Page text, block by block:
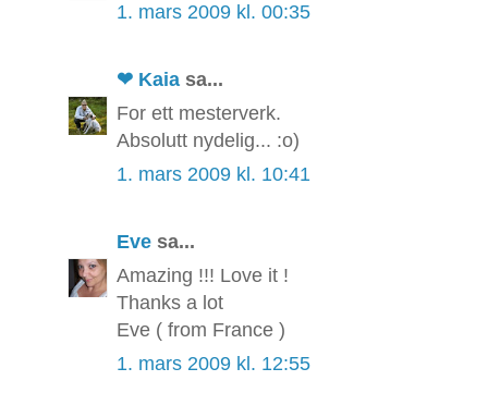
1. mars 2009 kl. 00:35
❤ Kaia sa...
For ett mesterverk.
Absolutt nydelig... :o)
1. mars 2009 kl. 10:41
Eve sa...
Amazing !!! Love it !
Thanks a lot
Eve ( from France )
1. mars 2009 kl. 12:55